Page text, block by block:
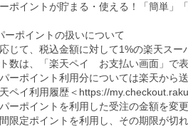
ポイントが貯まる・使える！「簡単」
ーポイントの扱いについて
じて、税込金額に対して1%の楽天スー
数は、「楽天ペイ お支払い画面」で表
ーポイント利用分については楽天から
ペイ利用履歴＜ https://
ーポイントを利用した受注の金額を変
限定ポイントを利用し、その期限が切